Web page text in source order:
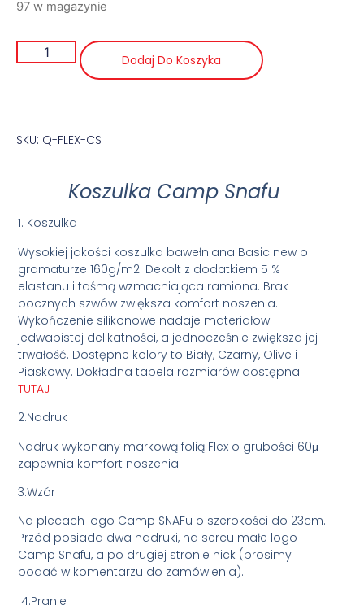
97 w magazynie
Dodaj Do Koszyka
SKU: Q-FLEX-CS
Koszulka Camp Snafu
1. Koszulka
Wysokiej jakości koszulka bawełniana Basic new o
gramaturze 160g/m2. Dekolt z dodatkiem 5 %
elastanu i taśmą wzmacniająca ramiona. Brak
bocznych szwów zwiększa komfort noszenia.
Wykończenie silikonowe nadaje materiałowi
jedwabistej delikatności, a jednocześnie zwiększa jej
trwałość. Dostępne kolory to Biały, Czarny, Olive i
Piaskowy. Dokładna tabela rozmiarów dostępna
TUTAJ
2.Nadruk
Nadruk wykonany markową folią Flex o grubości 60μ
zapewnia komfort noszenia.
3.Wzór
Na plecach logo Camp SNAFu o szerokości do 23cm.
Przód posiada dwa nadruki, na sercu małe logo
Camp Snafu, a po drugiej stronie nick (prosimy
podać w komentarzu do zamówienia).
4.Pranie